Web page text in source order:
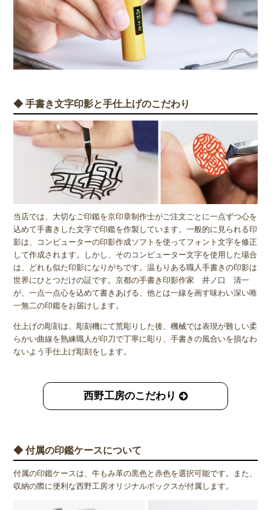
◆ 手書き文字印影と手仕上げのこだわり
当店では、大切なご印鑑を京印章制作士がご注文ごとに一点ずつ心を
込めて手書きした文字で印鑑を作製しています。一般的に見られる印
影は、コンピューターの印影作成ソフトを使ってフォント文字を修正
して作成されます。しかし、そのコンピューター文字を使用した場合
は、どれも似た印影になりがちです。温もりある職人手書きの印影は
世界にひとつだけの証です。京都の手書き印影作家 井ノ口 清一
が、一点一点心を込めて書きあげる、他とは一線を画す味わい深い唯
一無二の印鑑をお届けします。
仕上げの彫刻は、彫刻機にて荒彫りした後、機械では表現が難しい柔
らかい曲線を熟練職人が印刀で丁寧に彫り、手書きの風合いを損なわ
ないよう手仕上げ彫刻をします。
西野工房のこだわり
◆ 付属の印鑑ケースについて
付属の印鑑ケースは、牛もみ革の黒色と赤色を選択可能です。また、
収納の際に便利な西野工房オリジナルボックスが付属します。